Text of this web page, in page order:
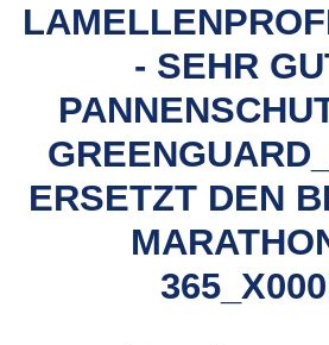
- SEHR
ERSETZT DEN